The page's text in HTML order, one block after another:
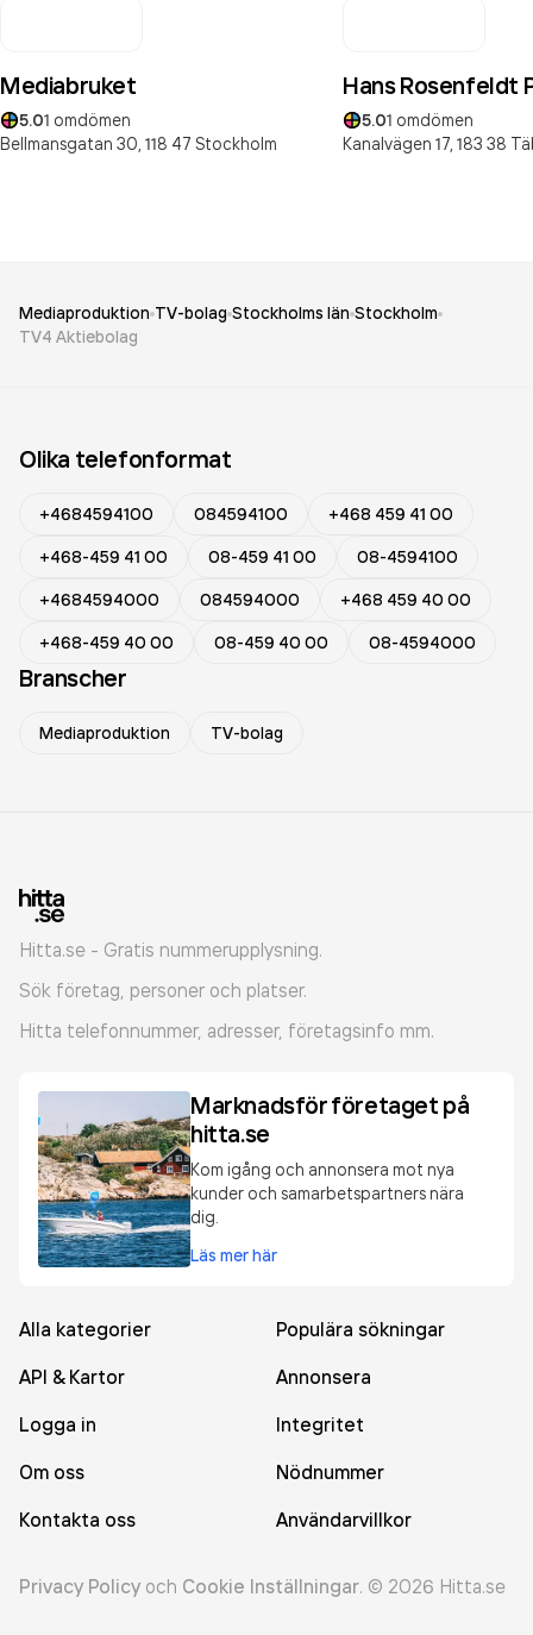
Mediabruket
5.01 omdömen
Bellmansgatan 30, 118 47 Stockholm
Hans Rosenfeldt
5.01 omdömen
Kanalvägen 17, 183 38
Mediaproduktion TV-bolag Stockholms län Stockholm
TV4 Aktiebolag
Olika telefonformat
+4684594100 084594100
+468 459 41 00
+468-459 41 00
08-459 41 00
08-4594100
+4684594000
084594000
+468 459 40 00
+468-459 40 00
08-459 40 00 08-4594000
Branscher
Mediaproduktion TV-bolag
Hitta.se - Gratis nummerupplysning.
Sök företag, personer och platser.
Hitta telefonnummer, adresser, företagsinfo mm.
Marknadsför företaget på
hitta.se
Kom igång och annonsera mot nya
kunder och samarbetspartners nära
dig.
Läs mer här
Alla kategorier
Populära sökningar
API & Kartor
Annonsera
Logga in
Integritet
Om oss
Nödnummer
Kontakta oss
Användarvillkor
Privacy Policy och Cookie Inställningar. © 2026 Hitta.se